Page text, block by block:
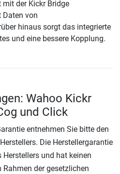
mit der Kickr Bridge
Daten von
hinaus sorgt das integrierte
und eine bessere Kopplung.
Wahoo Kickr
und Click
entnehmen Sie bitte den
Die Herstellergarantie
und hat keinen
der gesetzlichen